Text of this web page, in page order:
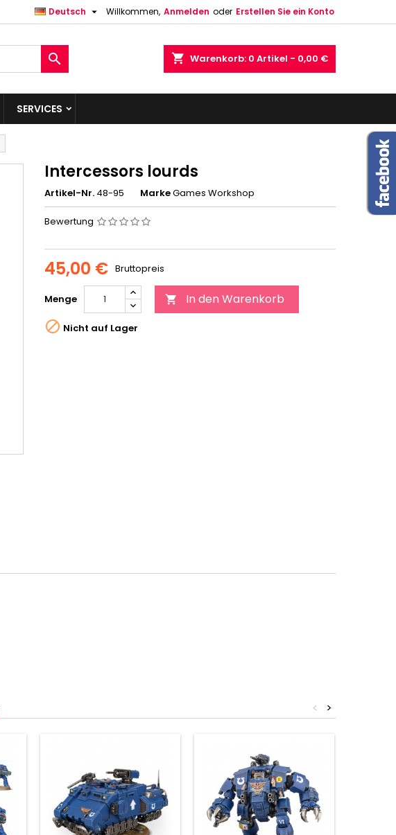
Willkommen, Anmelden oder Erstellen Sie ein Konto
Deutsch 
shopping_cart Warenkorb: 0 Artikel - 0,00 €

SERVICES
Intercessors lourds
Artikel-Nr. 48-95 MarkeGames Workshop
Bewertung
45,00 € Bruttopreis
Menge  In den Warenkorb
 Nicht auf Lager
>
<